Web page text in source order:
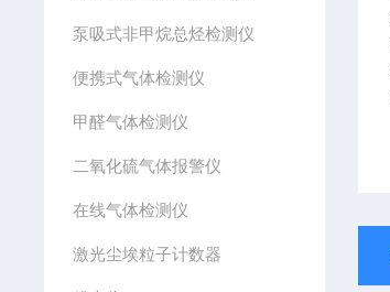
泵吸式非甲烷总烃检测仪
便携式气体检测仪
甲醛气体检测仪
二氧化硫气体报警仪
在线气体检测仪
激光尘埃粒子计数器